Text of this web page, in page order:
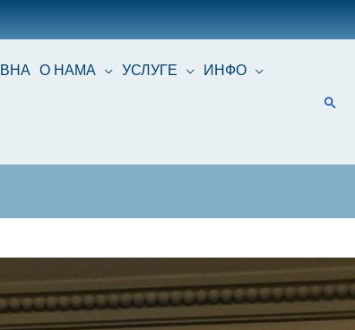
О НАМА УСЛУГЕ ИНФО